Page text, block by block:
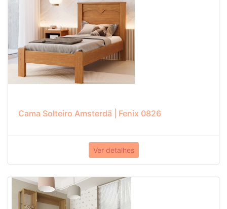
Cama Solteiro Amsterdã | Fenix 0826
Ver detalhes